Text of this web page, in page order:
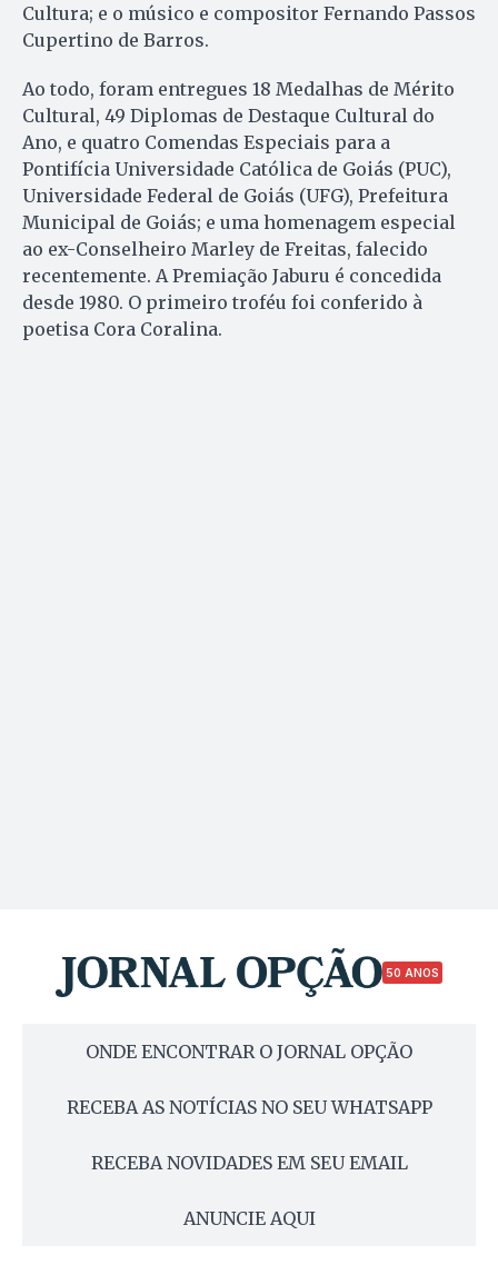
Cultura; e o músico e compositor Fernando Passos
Cupertino de Barros.
Ao todo, foram entregues 18 Medalhas de Mérito
Cultural, 49 Diplomas de Destaque Cultural do
Ano, e quatro Comendas Especiais para a
Pontifícia Universidade Católica de Goiás (PUC),
Universidade Federal de Goiás (UFG), Prefeitura
Municipal de Goiás; e uma homenagem especial
ao ex-Conselheiro Marley de Freitas, falecido
recentemente. A Premiação Jaburu é concedida
desde 1980. O primeiro troféu foi conferido à
poetisa Cora Coralina.
50 ANOS
ONDE ENCONTRAR O JORNAL OPÇÃO
RECEBA AS NOTÍCIAS NO SEU WHATSAPP
RECEBA NOVIDADES EM SEU EMAIL
ANUNCIE AQUI